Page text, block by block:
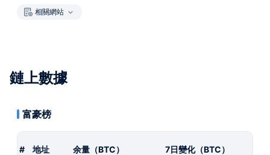
相關網站
鏈上數據
富豪榜
# 地址 余量（BTC） 7日變化（BTC）